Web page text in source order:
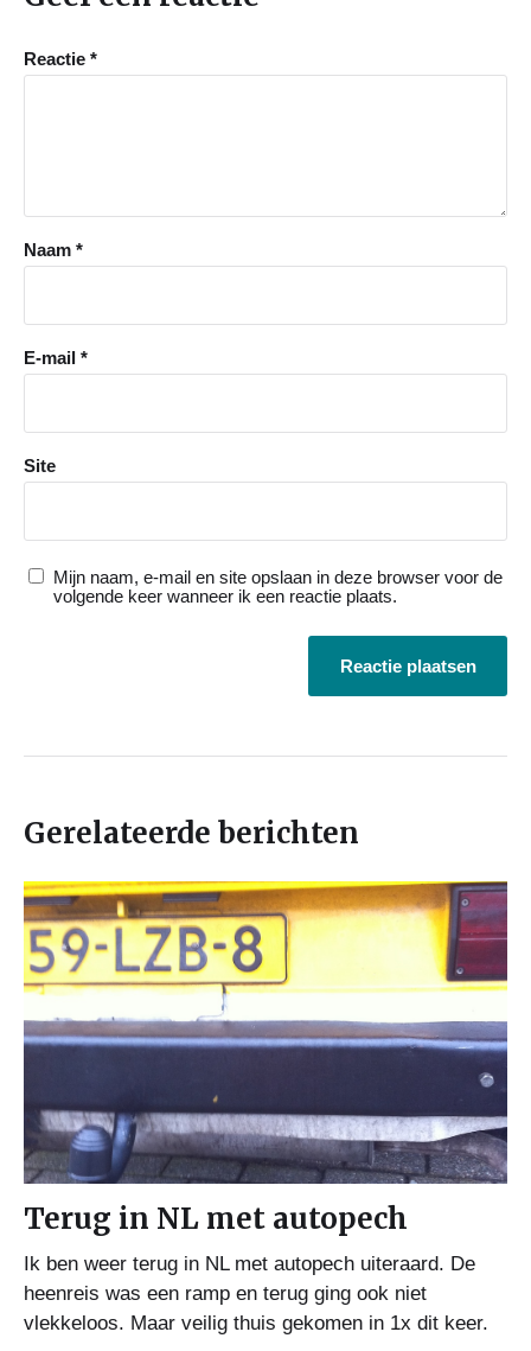
Reactie *
Naam *
E-mail *
Site
Mijn naam, e-mail en site opslaan in deze browser voor de
volgende keer wanneer ik een reactie plaats.
Gerelateerde berichten
Terug in NL met autopech
Ik ben weer terug in NL met autopech uiteraard. De
heenreis was een ramp en terug ging ook niet
vlekkeloos. Maar veilig thuis gekomen in 1x dit keer.